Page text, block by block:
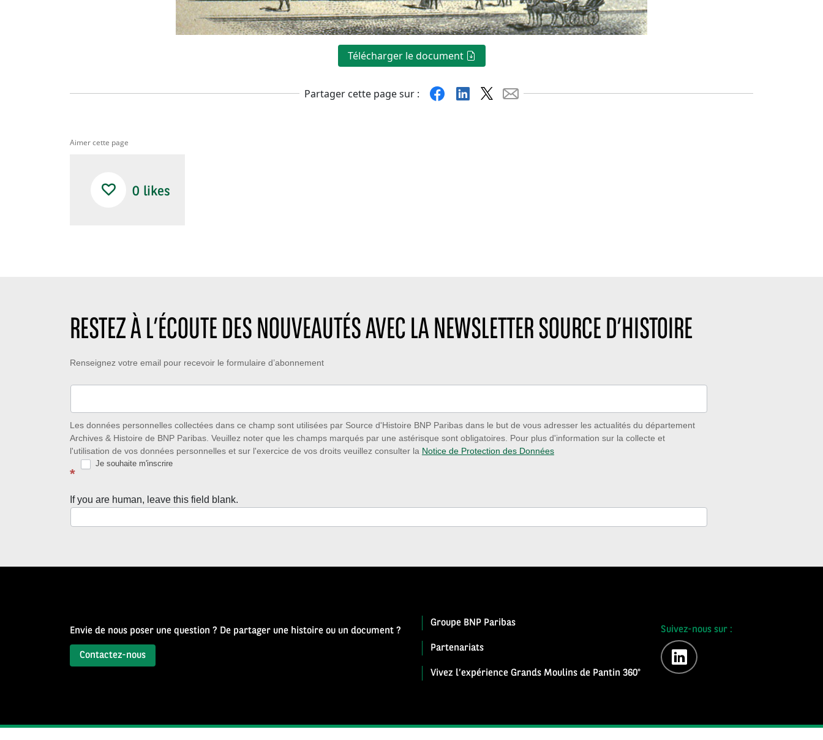
Télécharger le document
Partager cette page sur : FacebookLinkedin Mail
Aimer cette page
0 likes
RESTEZ À L’ÉCOUTE DES NOUVEAUTÉS AVEC LA NEWSLETTER SOURCE D’HISTOIRE
Restez
à
des
nouveautés
avec
la
Newsletter
Renseignez votre email pour recevoir le formulaire d’abonnement
Les données personnelles collectées dans ce champ sont utilisées par Source d'Histoire BNP Paribas dans le but de vous adresser les actualités du département
Archives & Histoire de BNP Paribas. Veuillez noter que les champs marqués par une astérisque sont obligatoires. Pour plus d'information sur la collecte et
l'utilisation de vos données personnelles et sur l'exercice de vos droits veuillez consulter la Notice de Protection des Données
*
Je souhaite m'inscrire
If you are human, leave this field blank.
Envie de nous poser une question ? De partager une histoire ou un document ?
Contactez-nous
Groupe BNP Paribas
Partenariats
Vivez l’expérience Grands Moulins de Pantin 360°
Suivez-nous sur :
linkedin